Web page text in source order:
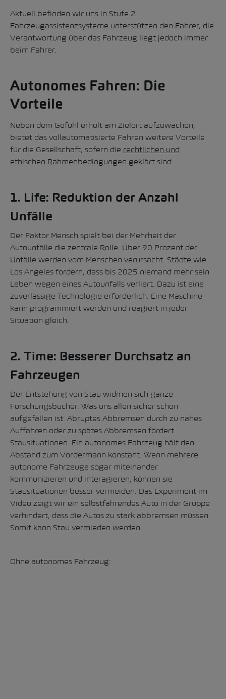
Aktuell befinden wir uns in Stufe 2.
Fahrzeugassistenzsysteme unterstützen den Fahrer, die
Verantwortung über das Fahrzeug liegt jedoch immer
beim Fahrer.
Autonomes Fahren: Die
Vorteile
Neben dem Gefühl erholt am Zielort aufzuwachen,
bietet das vollautomatisierte Fahren weitere Vorteile
für die Gesellschaft, sofern die rechtlichen und
ethischen Rahmenbedingungen geklärt sind.
1. Life: Reduktion der Anzahl
Unfälle
Der Faktor Mensch spielt bei der Mehrheit der
Autounfälle die zentrale Rolle. Über 90 Prozent der
Unfälle werden vom Menschen verursacht. Städte wie
Los Angeles fordern, dass bis 2025 niemand mehr sein
Leben wegen eines Autounfalls verliert. Dazu ist eine
zuverlässige Technologie erforderlich. Eine Maschine
kann programmiert werden und reagiert in jeder
Situation gleich.
2. Time: Besserer Durchsatz an
Fahrzeugen
Der Entstehung von Stau widmen sich ganze
Forschungsbücher. Was uns allen sicher schon
aufgefallen ist: Abruptes Abbremsen durch zu nahes
Auffahren oder zu spätes Abbremsen fördert
Stausituationen. Ein autonomes Fahrzeug hält den
Abstand zum Vordermann konstant. Wenn mehrere
autonome Fahrzeuge sogar miteinander
kommunizieren und interagieren, können sie
Stausituationen besser vermeiden. Das Experiment im
Video zeigt wir ein selbstfahrendes Auto in der Gruppe
verhindert, dass die Autos zu stark abbremsen müssen.
Somit kann Stau vermieden werden.
Ohne autonomes Fahrzeug: